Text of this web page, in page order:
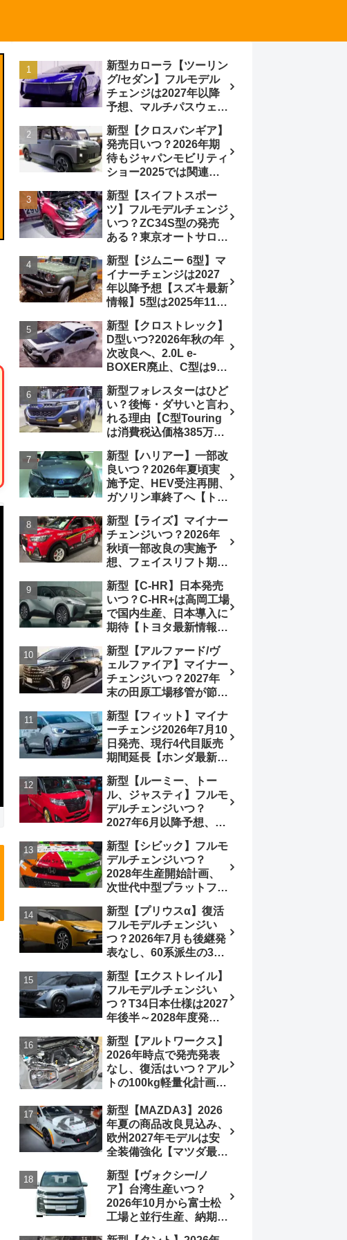
新型カローラ【ツーリン
グ/セダン】フルモデル
チェンジは2027年以降
予想、マルチパスウェイ
BEVからの派生で新開発
小型エンジン搭載の
HEV/PHEV、ギガキャ
ストの採用は無しか【ト
ヨタ最新情報】60周年記
念車発売
新型【クロスバンギア】
発売日いつ？2026年期
待もジャパンモビリティ
ショー2025では関連モ
最新情報】ベース車ノ
ア/ヴォクシーの台湾生
産開始に注目、「ギア」
のほか「コア」と「ツー
ル」、デリカD:5対抗の
クロスオーバーSUVミニ
バン
新型【スイフトスポー
ツ】フルモデルチェンジ
いつ？ZC34S型の発売
ある？東京オートサロン
エロー レヴはスイスポ
コンセプトか？ハイブリ
ッド化/重量増/価格アッ
プが争点【スズキ最新情
報】特別仕様車
「ZC33S Final
Edition」終了
新型【ジムニー 6型】マ
イナーチェンジは2027
年以降予想【スズキ最新
情報】5型は2025年11月
ACC・スズキコネクト
採用
新型【クロストレック】
D型いつ?2026年秋の年
次改良へ、2.0L e-
BOXER廃止、C型は9月
ーボ採用予想【スバル最
新情報】
新型フォレスターはひど
い？後悔・ダサいと言わ
れる理由【C型Touring
は消費税込価格385万円
19.1km/L、納期4～5か
月】ナビUI・冬用タイ
ヤ・ウィルダネス日本発
売は？カーオブザイヤー
とJNCAP大賞受賞後も
残る注意点
新型【ハリアー】一部改
良いつ？2026年夏頃実
施予定、HEV受注再開、
ガソリン車終了へ【トヨ
チェンジ2027年以降予
想
新型【ライズ】マイナー
チェンジいつ？2026年
秋頃一部改良の実施予
想、フェイスリフト期
2～3ヵ月に短縮【ダイハ
ツ最新情報】前回改良は
2024年11月5日、価格
180.07～244.2万円、値
上げ約8～10万円、法規
対応、ハイブリッド
4WD追加まだ、フルモ
デルチェンジはトヨタが
介入か
新型【C-HR】日本発売
いつ？C-HR+は高岡工場
で国内生産、日本導入に
期待【トヨタ最新情報】
売、2代目HEV・PHEV
は日本未導入
新型【アルファード/ヴ
ェルファイア】マイナー
チェンジいつ？2027年
末の田原工場移管が節目
のフェイスリフト予想
【トヨタ最新情報】
2026年6月一部改良済
み、消費税込価格559万
9000円から
新型【フィット】マイナ
ーチェンジ2026年7月10
日発売、現行4代目販売
期間延長【ホンダ最新情
いつ？フルモデルチェン
ジは2029年頃まで遅れ
る予想
新型【ルーミー、トー
ル、ジャスティ】フルモ
デルチェンジいつ？
2027年6月以降予想、ビ
う無い？【トヨタ最新情
報】1.2Lハイブリッド追
加は次期型に期待
新型【シビック】フルモ
デルチェンジいつ？
2028年生産開始計画、
次世代中型プラットフォ
搭載予想【ホンダ最新情
報】Honda S+ Shiftは現
行e:HEV RS 消費税込
4,659,600円で先行導入
新型【プリウスα】復活
フルモデルチェンジい
つ？2026年7月も後継発
表なし、60系派生の3列
発売される可能性は【ト
ヨタ最新情報デザイン予
想画像】スライドドア装
備の要望も
新型【エクストレイル】
フルモデルチェンジい
つ？T34日本仕様は2027
年後半～2028年度発売
米ローグe-POWERは
2026年後半投入へ
新型【アルトワークス】
2026年時点で発売発表
なし、復活はいつ？アル
トの100kg軽量化計画は
処、5MTターボとアルト
スピリットに期待【スズ
キ最新情報】
新型【MAZDA3】2026
年夏の商品改良見込み、
欧州2027年モデルは安
全装備強化【マツダ最新
ジは2028年以降予想
新型【ヴォクシー/ノ
ア】台湾生産いつ？
2026年10月から富士松
工場と並行生産、納期短